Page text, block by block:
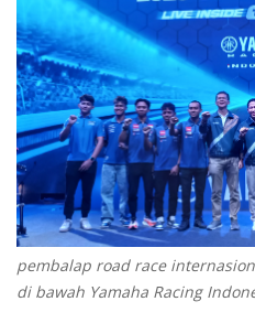
pembalap road race
di bawah Yamaha Racing